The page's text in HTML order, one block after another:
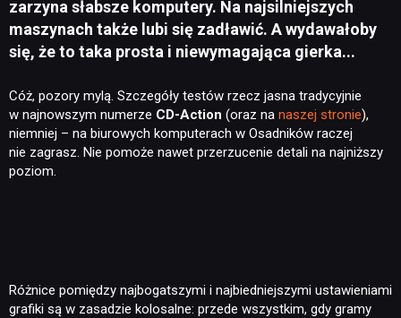
zarzyna słabsze komputery. Na najsilniejszych
maszynach także lubi się zadławić. A wydawałoby
się, że to taka prosta i niewymagająca gierka...
Cóż, pozory mylą. Szczegóły testów rzecz jasna tradycyjnie
w najnowszym numerze CD-Action (oraz na naszej stronie),
niemniej – na biurowych komputerach w Osadników raczej
nie zagrasz. Nie pomoże nawet przerzucenie detali na najniższy
poziom.
Różnice pomiędzy najbogatszymi i najbiedniejszymi ustawieniami
grafiki są w zasadzie kolosalne: przede wszystkim, gdy gramy